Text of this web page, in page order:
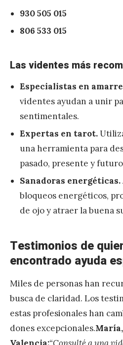
930 505 015
806 533 015
Las videntes más
Especialistas en
videntes ayudan a unir
sentimentales.
Expertas en tarot.
una herramienta para
pasado, presente y
Sanadoras energéticas.
bloqueos energéticos,
de ojo y atraer la buena
Testimonios de
encontrado ayuda
Miles de personas han
busca de claridad. Los
estas profesionales han
dones excepcionales.